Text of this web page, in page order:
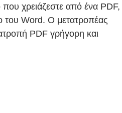
που χρειάζεστε από ένα PDF,
του Word. Ο μετατροπέας
PDF γρήγορη και